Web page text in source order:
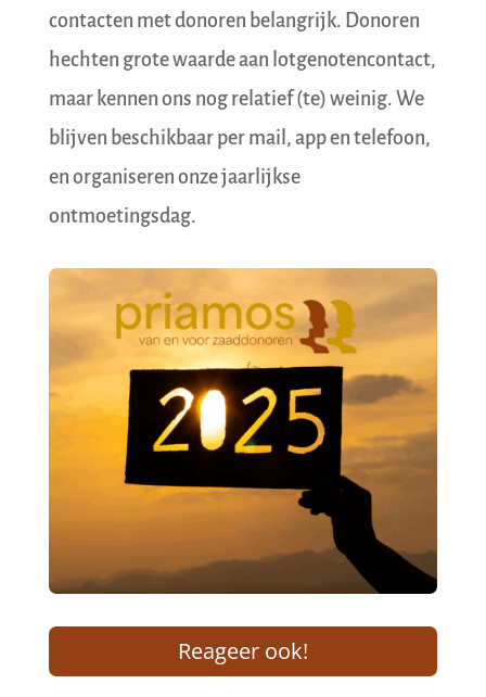
contacten met donoren belangrijk. Donoren
hechten grote waarde aan lotgenotencontact,
maar kennen ons nog relatief (te) weinig. We
blijven beschikbaar per mail, app en telefoon,
en organiseren onze jaarlijkse
ontmoetingsdag.
Reageer ook!